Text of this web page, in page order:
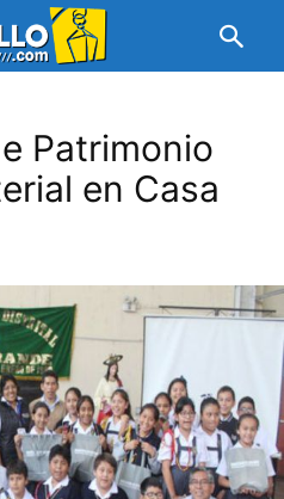
Patrimonio
en Casa